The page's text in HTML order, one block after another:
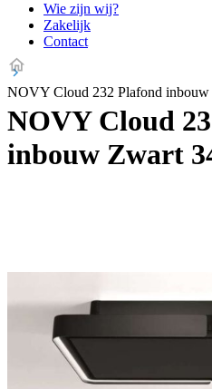
Wie zijn wij?
Zakelijk
Contact
NOVY Cloud 232 Plafond inbouw
NOVY Cloud
inbouw Zwart